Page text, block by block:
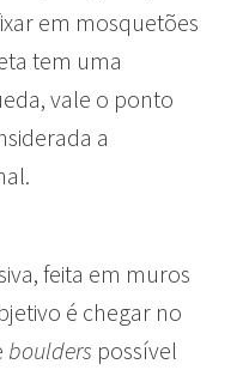
em mosquetões
tem uma
vale o ponto
a
feita em muros
é chegar no
boulders possível